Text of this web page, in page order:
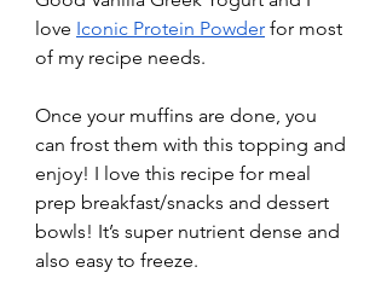
love Iconic Protein Powder for most
of my recipe needs.
Once your muffins are done, you
can frost them with this topping and
enjoy! I love this recipe for meal
prep breakfast/snacks and dessert
bowls! It’s super nutrient dense and
also easy to freeze.